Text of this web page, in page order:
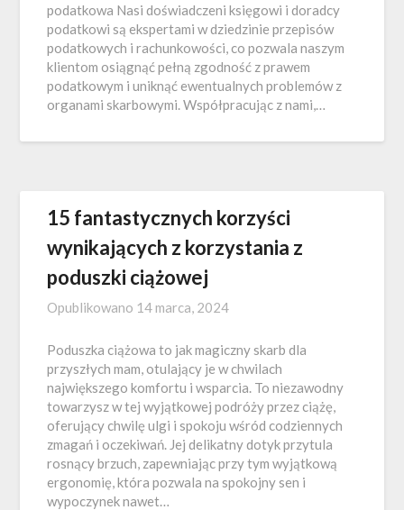
podatkowa Nasi doświadczeni księgowi i doradcy
podatkowi są ekspertami w dziedzinie przepisów
podatkowych i rachunkowości, co pozwala naszym
klientom osiągnąć pełną zgodność z prawem
podatkowym i uniknąć ewentualnych problemów z
organami skarbowymi. Współpracując z nami,…
15 fantastycznych korzyści
wynikających z korzystania z
poduszki ciążowej
Opublikowano 14 marca, 2024
Poduszka ciążowa to jak magiczny skarb dla
przyszłych mam, otulający je w chwilach
największego komfortu i wsparcia. To niezawodny
towarzysz w tej wyjątkowej podróży przez ciążę,
oferujący chwilę ulgi i spokoju wśród codziennych
zmagań i oczekiwań. Jej delikatny dotyk przytula
rosnący brzuch, zapewniając przy tym wyjątkową
ergonomię, która pozwala na spokojny sen i
wypoczynek nawet…